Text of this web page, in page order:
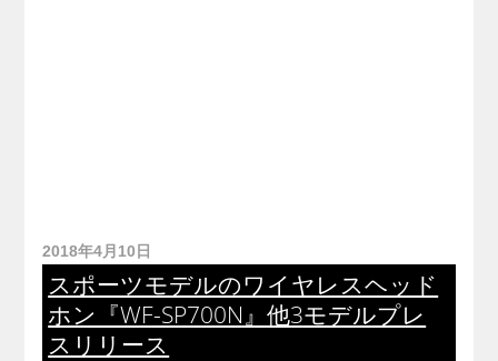
2018年4月10日
スポーツモデルのワイヤレスヘッド
ホン『WF-SP700N』他3モデルプレ
スリリース